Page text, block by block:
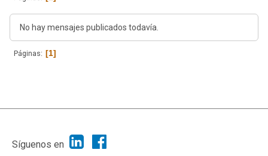
No hay mensajes publicados todavía.
Páginas 1
|
Síguenos en